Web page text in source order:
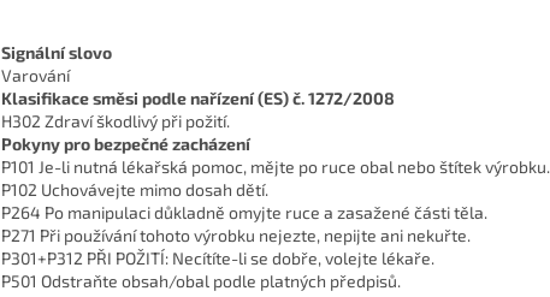
Signální slovo
Varování
Klasifikace směsi podle nařízení (ES) č. 1272/2008
H302 Zdraví škodlivý při požití.
Pokyny pro bezpečné zacházení
P101 Je-li nutná lékařská pomoc, mějte po ruce obal nebo štítek výrobku.
P102 Uchovávejte mimo dosah dětí.
P264 Po manipulaci důkladně omyjte ruce a zasažené části těla.
P271 Při používání tohoto výrobku nejezte, nepijte ani nekuřte.
P301+P312 PŘI POŽITÍ: Necítíte-li se dobře, volejte lékaře.
P501 Odstraňte obsah/obal podle platných předpisů.